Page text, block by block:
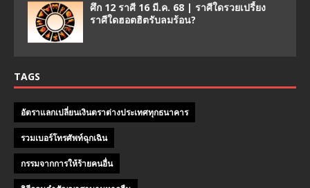
ศึก 12 ราศี 16 มี.ค. 68 | ราศีใดรวยเปรี้ยง
ราศีใดฮอตฮิตรับลมร้อน?
TAGS
อัตราแลกเปลี่ยนเงินตราต่างประเทศทุกธนาคาร
รวมเบอร์โทรศัพท์ฉุกเฉิน
กรรมจากการให้ร้ายคนอื่น